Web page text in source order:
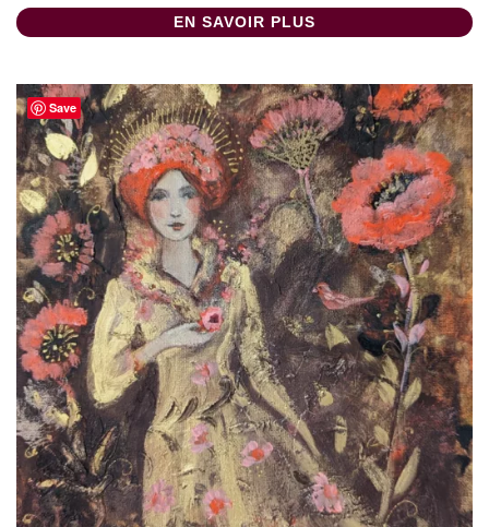
EN SAVOIR PLUS
Save